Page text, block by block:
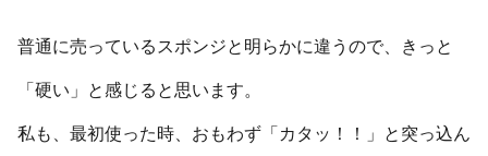
普通に売っているスポンジと明らかに違うので、きっと
「硬い」と感じると思います。
私も、最初使った時、おもわず「カタッ！！」と突っ込ん